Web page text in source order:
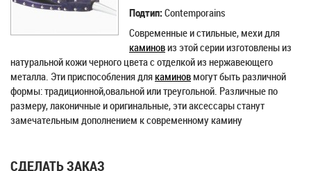
Подтип: Contemporains
Современные и стильные, мехи для
каминовиз этой серии изготовлены из
натуральной кожи черного цвета с отделкой из нержавеющего
металла. Эти приспособления для каминов могут быть различной
формы: традиционной,овальной или треугольной. Различные по
размеру, лаконичные и оригинальные, эти аксессары станут
замечательным дополнением к современному камину
СДЕЛАТЬ ЗАКАЗ